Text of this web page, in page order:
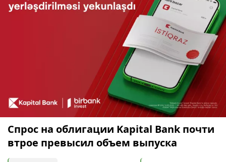
Спрос на облигации Kapital Bank почти
втрое превысил объем выпуска